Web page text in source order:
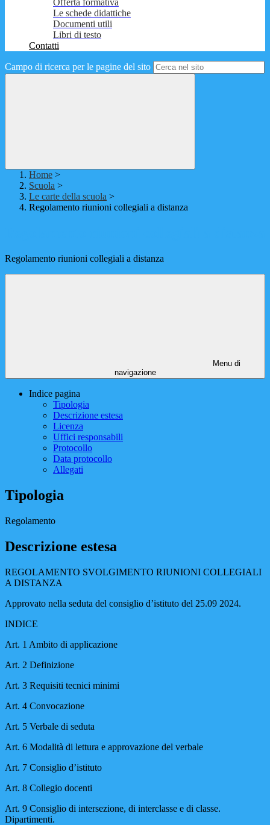
Offerta formativa
Le schede didattiche
Documenti utili
Libri di testo
Contatti
Campo di ricerca per le pagine del sito
Home >
Scuola >
Le carte della scuola >
Regolamento riunioni collegiali a distanza
Regolamento riunioni collegiali a distanza
Menu di
navigazione
Indice pagina
Tipologia
Descrizione estesa
Licenza
Uffici responsabili
Protocollo
Data protocollo
Allegati
Tipologia
Regolamento
Descrizione estesa
REGOLAMENTO SVOLGIMENTO RIUNIONI COLLEGIALI
A DISTANZA
Approvato nella seduta del consiglio d’istituto del 25.09 2024.
INDICE
Art. 1 Ambito di applicazione
Art. 2 Definizione
Art. 3 Requisiti tecnici minimi
Art. 4 Convocazione
Art. 5 Verbale di seduta
Art. 6 Modalità di lettura e approvazione del verbale
Art. 7 Consiglio d’istituto
Art. 8 Collegio docenti
Art. 9 Consiglio di intersezione, di interclasse e di classe.
Dipartimenti.